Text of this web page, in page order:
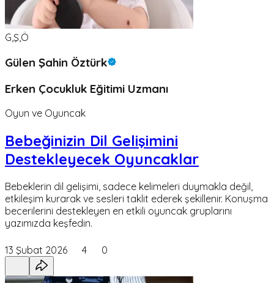
G,Ş,Ö
Gülen Şahin Öztürk
Erken Çocukluk Eğitimi Uzmanı
Oyun ve Oyuncak
Bebeğinizin Dil Gelişimini
Destekleyecek Oyuncaklar
Bebeklerin dil gelişimi, sadece kelimeleri duymakla değil,
etkileşim kurarak ve sesleri taklit ederek şekillenir. Konuşma
becerilerini destekleyen en etkili oyuncak gruplarını
yazımızda keşfedin.
13 Şubat 2026 4 0